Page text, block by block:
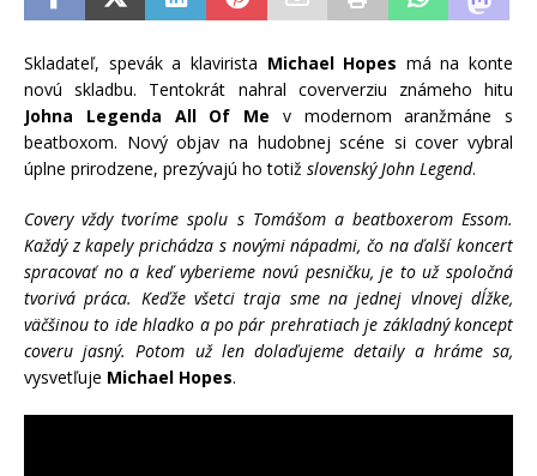
Skladateľ, spevák a klavirista Michael Hopes má na konte
novú skladbu. Tentokrát nahral coververziu známeho hitu
Johna Legenda All Of Me v modernom aranžmáne s
beatboxom. Nový objav na hudobnej scéne si cover vybral
úplne prirodzene, prezývajú ho totiž slovenský John Legend.
Covery vždy tvoríme spolu s Tomášom a beatboxerom Essom.
Každý z kapely prichádza s novými nápadmi, čo na ďalší koncert
spracovať no a keď vyberieme novú pesničku, je to už spoločná
tvorivá práca. Keďže všetci traja sme na jednej vlnovej dĺžke,
väčšinou to ide hladko a po pár prehratiach je základný koncept
coveru jasný. Potom už len dolaďujeme detaily a hráme sa,
vysvetľuje Michael Hopes.